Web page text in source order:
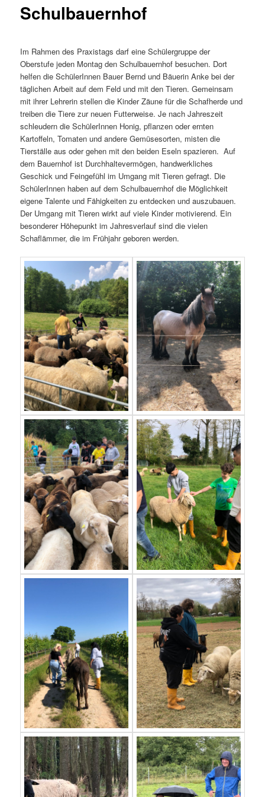
Schulbauernhof
Im Rahmen des Praxistags darf eine Schülergruppe der
Oberstufe jeden Montag den Schulbauernhof besuchen. Dort
helfen die SchülerInnen Bauer Bernd und Bäuerin Anke bei der
täglichen Arbeit auf dem Feld und mit den Tieren. Gemeinsam
mit ihrer Lehrerin stellen die Kinder Zäune für die Schafherde und
treiben die Tiere zur neuen Futterweise. Je nach Jahreszeit
schleudern die SchülerInnen Honig, pflanzen oder ernten
Kartoffeln, Tomaten und andere Gemüsesorten, misten die
Tierställe aus oder gehen mit den beiden Eseln spazieren. Auf
dem Bauernhof ist Durchhaltevermögen, handwerkliches
Geschick und Feingefühl im Umgang mit Tieren gefragt. Die
SchülerInnen haben auf dem Schulbauernhof die Möglichkeit
eigene Talente und Fähigkeiten zu entdecken und auszubauen.
Der Umgang mit Tieren wirkt auf viele Kinder motivierend. Ein
besonderer Höhepunkt im Jahresverlauf sind die vielen
Schaflämmer, die im Frühjahr geboren werden.